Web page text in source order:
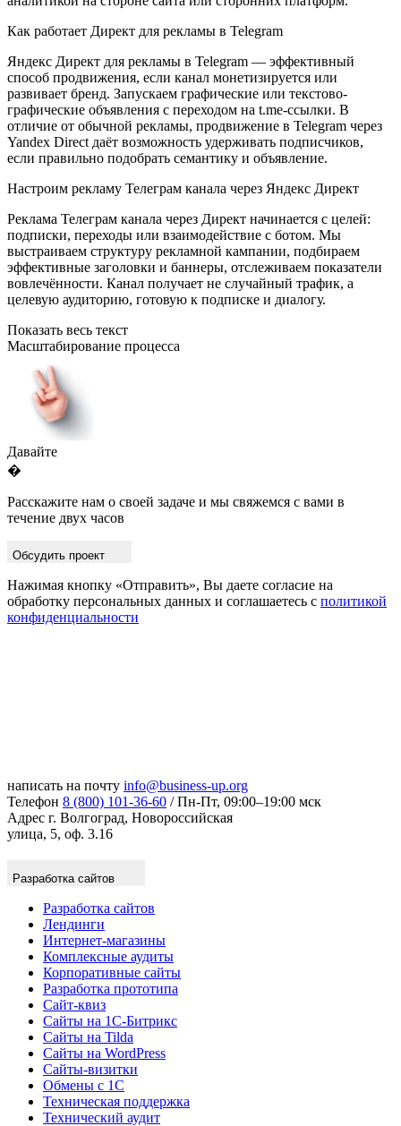
Как работает Директ для рекламы в Telegram
Яндекс Директ для рекламы в Telegram — эффективный
способ продвижения, если канал монетизируется или
развивает бренд. Запускаем графические или текстово-
графические объявления с переходом на t.me-ссылки. В
отличие от обычной рекламы, продвижение в Telegram через
Yandex Direct даёт возможность удерживать подписчиков,
если правильно подобрать семантику и объявление.
Настроим рекламу Телеграм канала через Яндекс Директ
Реклама Телеграм канала через Директ начинается с целей:
подписки, переходы или взаимодействие с ботом. Мы
выстраиваем структуру рекламной кампании, подбираем
эффективные заголовки и баннеры, отслеживаем показатели
вовлечённости. Канал получает не случайный трафик, а
целевую аудиторию, готовую к подписке и диалогу.
Показать весь текст
Масштабирование процесса
Давайте
�
Расскажите нам о своей задаче и мы свяжемся с вами в
течение двух часов
Обсудить проект
Нажимая кнопку «Отправить», Вы даете согласие на
обработку персональных данных и соглашаетесь с политикой
конфиденциальности
написать на почту info@business-up.org
Телефон 8 (800) 101-36-60 / Пн-Пт, 09:00–19:00 мск
Адрес г. Волгоград, Новороссийская
улица, 5, оф. 3.16
Разработка сайтов
Разработка сайтов
Лендинги
Интернет-магазины
Комплексные аудиты
Корпоративные сайты
Разработка прототипа
Сайт-квиз
Сайты на 1С-Битрикс
Сайты на Tilda
Сайты на WordPress
Сайты-визитки
Обмены с 1С
Техническая поддержка
Технический аудит